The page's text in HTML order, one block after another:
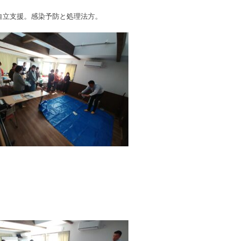
支援。感染予防と処理法方。